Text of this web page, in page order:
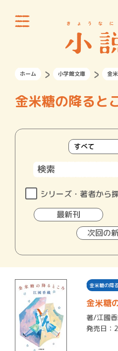
ホーム 小学館文庫 金
金米糖の降ると
シリーズ・著者から
最新刊
次回の
金米糖の降
金米糖
著/江國
発売日